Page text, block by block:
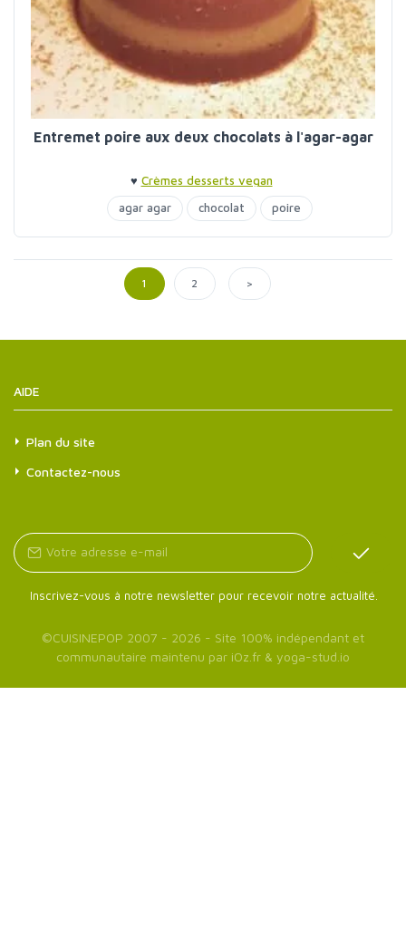
Entremet poire aux deux chocolats à l'agar-agar
♥ Crèmes desserts vegan
agar agar
chocolat poire
1 2 >
AIDE
Plan du site
Contactez-nous
Inscrivez-vous à notre newsletter pour recevoir notre actualité.
©CUISINEPOP 2007 - 2026 - Site 100% indépendant et
communautaire maintenu par iOz.fr & yoga-stud.io